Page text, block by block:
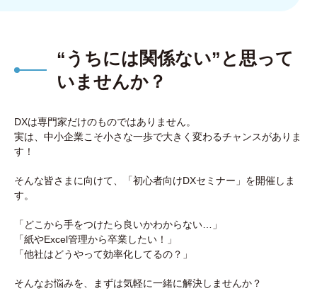
“うちには関係ない”と思って
いませんか？
DXは専門家だけのものではありません。
実は、中小企業こそ小さな一歩で大きく変わるチャンスがありま
す！
そんな皆さまに向けて、「初心者向けDXセミナー」を開催しま
す。
「どこから手をつけたら良いかわからない…」
「紙やExcel管理から卒業したい！」
「他社はどうやって効率化してるの？」
そんなお悩みを、まずは気軽に一緒に解決しませんか？